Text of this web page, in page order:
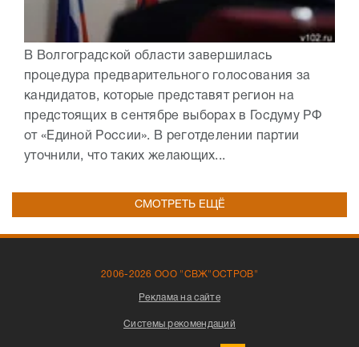
В Волгоградской области завершилась
процедура предварительного голосования за
кандидатов, которые представят регион на
предстоящих в сентябре выборах в Госдуму РФ
от «Единой России». В реготделении партии
уточнили, что таких желающих...
СМОТРЕТЬ ЕЩЁ
2006-2026 ООО "СВЖ"ОСТРОВ"
Реклама на сайте
Системы рекомендаций